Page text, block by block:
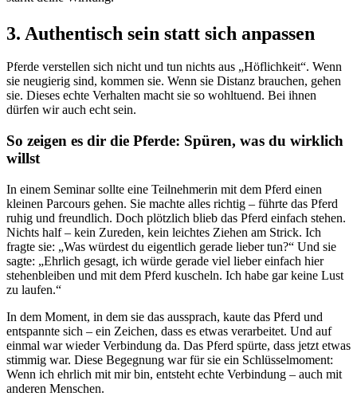
3. Authentisch sein statt sich anpassen
Pferde verstellen sich nicht und tun nichts aus „Höflichkeit“. Wenn
sie neugierig sind, kommen sie. Wenn sie Distanz brauchen, gehen
sie. Dieses echte Verhalten macht sie so wohltuend. Bei ihnen
dürfen wir auch echt sein.
So zeigen es dir die Pferde: Spüren, was du wirklich
willst
In einem Seminar sollte eine Teilnehmerin mit dem Pferd einen
kleinen Parcours gehen. Sie machte alles richtig – führte das Pferd
ruhig und freundlich. Doch plötzlich blieb das Pferd einfach stehen.
Nichts half – kein Zureden, kein leichtes Ziehen am Strick. Ich
fragte sie: „Was würdest du eigentlich gerade lieber tun?“ Und sie
sagte: „Ehrlich gesagt, ich würde gerade viel lieber einfach hier
stehenbleiben und mit dem Pferd kuscheln. Ich habe gar keine Lust
zu laufen.“
In dem Moment, in dem sie das aussprach, kaute das Pferd und
entspannte sich – ein Zeichen, dass es etwas verarbeitet. Und auf
einmal war wieder Verbindung da. Das Pferd spürte, dass jetzt etwas
stimmig war. Diese Begegnung war für sie ein Schlüsselmoment:
Wenn ich ehrlich mit mir bin, entsteht echte Verbindung – auch mit
anderen Menschen.